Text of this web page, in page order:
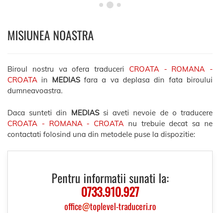
MISIUNEA NOASTRA
Biroul nostru va ofera traduceri CROATA - ROMANA -
CROATA in MEDIASfara a va deplasa din fata biroului
dumneavoastra.
Daca sunteti din MEDIASsi aveti nevoie de o traducere
CROATA - ROMANA - CROATA nu trebuie decat sa ne
contactati folosind una din metodele puse la dispozitie:
Pentru informatii sunati la:
0733.910.927
office@toplevel-traduceri.ro